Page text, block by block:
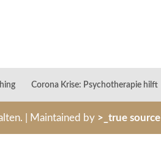
Corona Krise: Psychotherapie hilft
| Maintained by >_true source